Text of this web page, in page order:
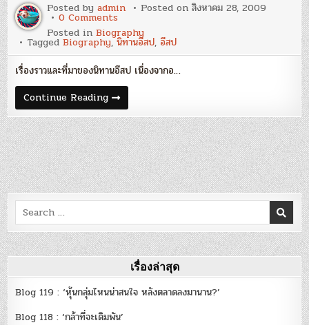
Posted byadmin Posted onสิงหาคม 28, 2009
0 Comments
“อีสป”
เจ้า
แห่ง
ปรัชญา
ชีวิต…
บุรุษ
ที่
คน
ทั้ง
โลก
ต้อง
รู้จัก
[เจ้าของ
นิทาน
อีสป
ก้อง
โลก]
Posted inBiography
TaggedBiography,นิทานอีสป, อีสป
เรื่องราวและที่มาของนิทานอีสป เนื่องจากอ…
Continue Reading“อีสป”
เจ้า
แห่ง
ปรัชญา
ชีวิต…
บุรุษ
ที่
คน
ทั้ง
โลก
ต้อง
รู้จัก
นิทาน
อีสป
ก้อง
โลก]
Search
for:
เรื่องล่าสุด
Blog 119 : ‘หุ้นกลุ่มไหนน่าสนใจ หลังตลาดลงมานาน?’
Blog 118 : ‘กล้าที่จะเดิมพัน’